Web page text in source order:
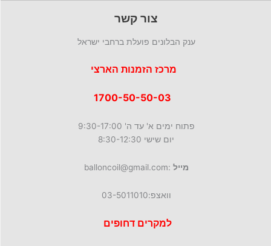
צור קשר
ענק הבלונים פועלת ברחבי ישראל
מרכז הזמנות הארצי
פתוח ימים א' עד ה' 9:30-17:00
יום שישי 8:30-12:30
מייל :balloncoil@gmail.com
וואצפ:03-5011010
למקרים דחופים